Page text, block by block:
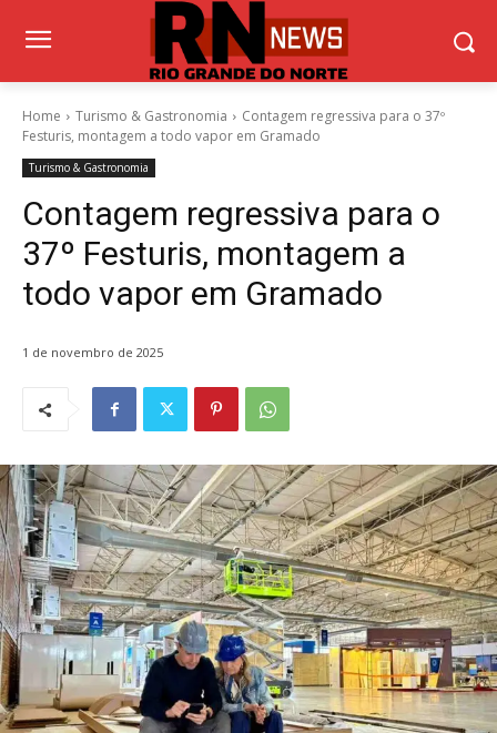
Home Turismo & Gastronomia
Contagem regressiva para o 37º
Festuris, montagem a todo vapor em Gramado
Turismo & Gastronomia
Contagem regressiva para o
37º Festuris, montagem a
todo vapor em Gramado
1 de novembro de 2025